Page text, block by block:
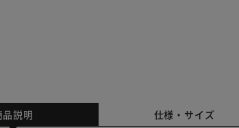
品説明 仕様・サイズ